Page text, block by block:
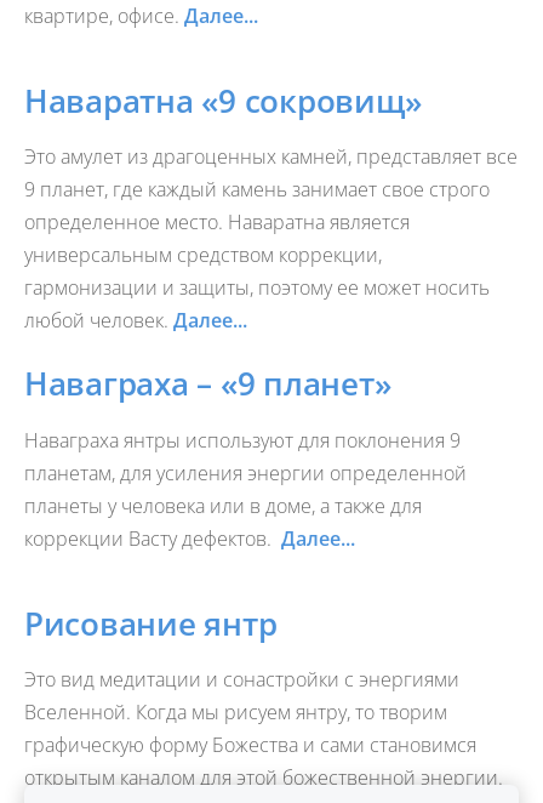
квартире, офисе. Далее...
Наваратна «9 сокровищ»
Это амулет из драгоценных камней, представляет все
9 планет, где каждый камень занимает свое строго
определенное место. Наваратна является
универсальным средством коррекции,
гармонизации и защиты, поэтому ее может носить
любой человек. Далее...
Наваграха – «9 планет»
Наваграха янтры используют для поклонения 9
планетам, для усиления энергии определенной
планеты у человека или в доме, а также для
коррекции Васту дефектов. Далее...
Рисование янтр
Это вид медитации и сонастройки с энергиями
Вселенной. Когда мы рисуем янтру, то творим
графическую форму Божества и сами становимся
открытым каналом для этой божественной энергии.